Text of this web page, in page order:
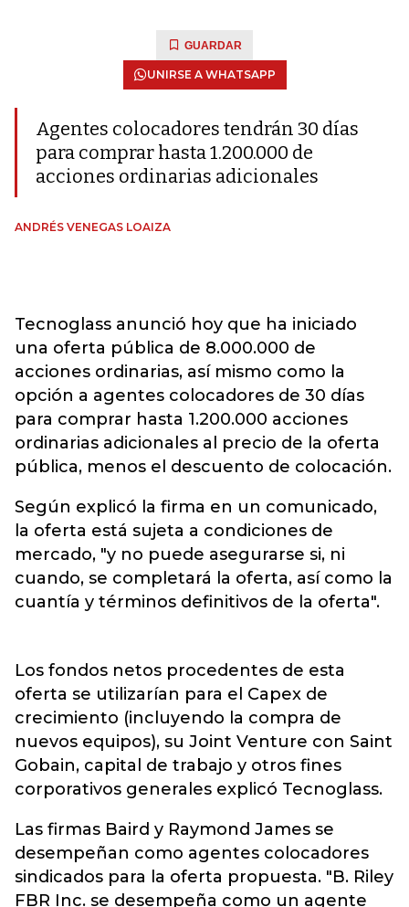
GUARDAR
UNIRSE A WHATSAPP
Agentes colocadores tendrán 30 días
para comprar hasta 1.200.000 de
acciones ordinarias adicionales
ANDRÉS VENEGAS LOAIZA
Tecnoglass anunció hoy que ha iniciado
una oferta pública de 8.000.000 de
acciones ordinarias, así mismo como la
opción a agentes colocadores de 30 días
para comprar hasta 1.200.000 acciones
ordinarias adicionales al precio de la oferta
pública, menos el descuento de colocación.
Según explicó la firma en un comunicado,
la oferta está sujeta a condiciones de
mercado, "y no puede asegurarse si, ni
cuando, se completará la oferta, así como la
cuantía y términos definitivos de la oferta".
Los fondos netos procedentes de esta
oferta se utilizarían para el Capex de
crecimiento (incluyendo la compra de
nuevos equipos), su Joint Venture con Saint
Gobain, capital de trabajo y otros fines
corporativos generales explicó Tecnoglass.
Las firmas Baird y Raymond James se
desempeñan como agentes colocadores
sindicados para la oferta propuesta. "B. Riley
FBR Inc. se desempeña como un agente